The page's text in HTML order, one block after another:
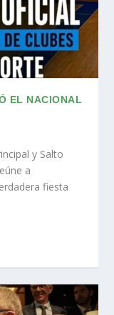
EL NACIONAL
y Salto
a
fiesta